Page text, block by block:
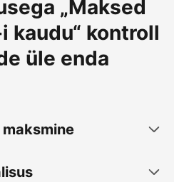
„Maksed
kaudu“ kontroll
üle enda